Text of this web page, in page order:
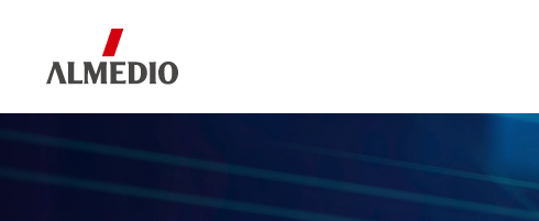
Corporate Information
Business
IR Information